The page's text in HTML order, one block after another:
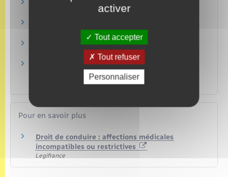
Infractions routières
Argent – Impôts – Consommation
Permis de conduire
Transports – Mobilité
Permis de conduire professionnel : contrôle
médical obligatoire
Transports – Mobilité
Pour en savoir plus
Droit de conduire : affections médicales
incompatibles ou restrictives
Legifrance
activer
Tout accepter
Tout refuser
Personnaliser